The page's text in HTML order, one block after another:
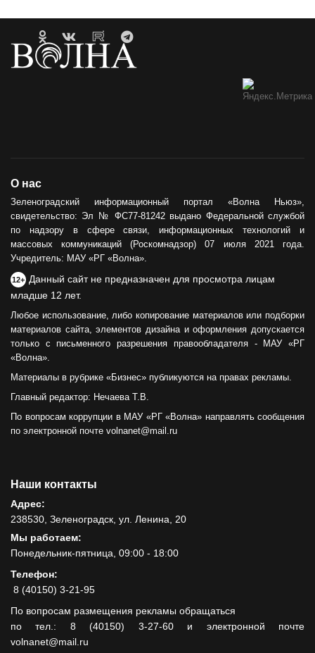
О нас
Зеленоградский информационный портал «Волна Ньюз»,
свидетельство: Эл № ФС77-81242 выдано Федеральной службой
по надзору в сфере связи, информационных технологий и
массовых коммуникаций (Роскомнадзор) 07 июля 2021 года.
Учредитель: МАУ «РГ «Волна».
12+ Данный сайт не предназначен для просмотра лицам
младше 12 лет.
Любое использование, либо копирование материалов или подборки
материалов сайта, элементов дизайна и оформления допускается
только с письменного разрешения правообладателя - МАУ «РГ
«Волна».
Материалы в рубрике «Бизнес» публикуются на правах рекламы.
Главный редактор: Нечаева Т.В.
По вопросам коррупции в МАУ «РГ «Волна» направлять сообщения
по электронной почте volnanet@mail.ru
Наши контакты
Адрес:
238530, Зеленоградск, ул. Ленина, 20
Мы работаем:
Понедельник-пятница, 09:00 - 18:00
Телефон:
8 (40150) 3-21-95
По вопросам размещения рекламы обращаться
по тел.: 8 (40150) 3-27-60 и электронной почте
volnanet@mail.ru